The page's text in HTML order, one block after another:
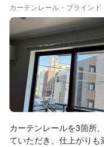
カーテンレール・ブライン
カーテンレールを3箇所
ていただき、仕上がりも